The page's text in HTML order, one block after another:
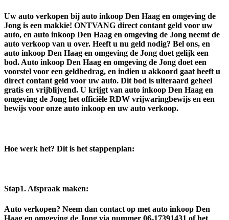
Uw auto verkopen bij auto inkoop Den Haag en omgeving de
Jong is een makkie! ONTVANG direct contant geld voor uw
auto, en auto inkoop Den Haag en omgeving de Jong neemt de
auto verkoop van u over. Heeft u nu geld nodig? Bel ons, en
auto inkoop Den Haag en omgeving de Jong doet gelijk een
bod. Auto inkoop Den Haag en omgeving de Jong doet een
voorstel voor een geldbedrag, en indien u akkoord gaat heeft u
direct contant geld voor uw auto. Dit bod is uiteraard geheel
gratis en vrijblijvend. U krijgt van auto inkoop Den Haag en
omgeving de Jong het officiële RDW vrijwaringbewijs en een
bewijs voor onze auto inkoop en uw auto verkoop.
Hoe werk het? Dit is het stappenplan:
Stap1. Afspraak maken:
Auto verkopen? Neem dan contact op met auto inkoop Den
Haag en omgeving de Jong via nummer 06-17391431 of het